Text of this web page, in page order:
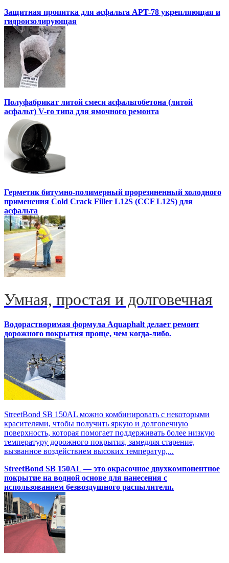
Защитная пропитка для асфальта APT-78 укрепляющая и
гидроизолирующая
Полуфабрикат литой смеси асфальтобетона (литой
асфальт) V-го типа для ямочного ремонта
Герметик битумно-полимерный прорезиненный холодного
применения Cold Crack Filler L12S (ССF L12S) для
асфальта
Умная, простая и долговечная
Водорастворимая формула Aquaphalt делает ремонт
дорожного покрытия проще, чем когда-либо.
StreetBond SB 150AL можно комбинировать с некоторыми
красителями, чтобы получить яркую и долговечную
поверхность, которая помогает поддерживать более низкую
температуру дорожного покрытия, замедляя старение,
вызванное воздействием высоких температур,...
StreetBond SB 150AL — это окрасочное двухкомпонентное
покрытие на водной основе для нанесения с
использованием безвоздушного распылителя.